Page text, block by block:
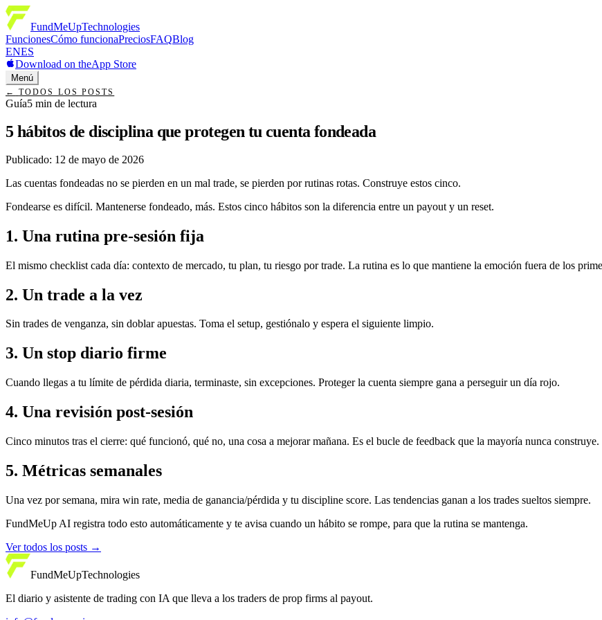
FundMeUpTechnologies
FuncionesCómo funcionaPreciosFAQBlog
ENES
Download on theApp Store
Menú
← TODOS LOS POSTS
Guía5 min de lectura
5 hábitos de disciplina que protegen tu cuenta fondeada
Publicado: 12 de mayo de 2026
Las cuentas fondeadas no se pierden en un mal trade, se pierden por rutinas rotas. Construye estos cinco.
Fondearse es difícil. Mantenerse fondeado, más. Estos cinco hábitos son la diferencia entre un payout y un reset.
1. Una rutina pre-sesión fija
El mismo checklist cada día: contexto de mercado, tu plan, tu riesgo por trade. La rutina es lo que mantiene la emoción fuera de los
2. Un trade a la vez
Sin trades de venganza, sin doblar apuestas. Toma el setup, gestiónalo y espera el siguiente limpio.
3. Un stop diario firme
Cuando llegas a tu límite de pérdida diaria, terminaste, sin excepciones. Proteger la cuenta siempre gana a perseguir un día rojo.
4. Una revisión post-sesión
Cinco minutos tras el cierre: qué funcionó, qué no, una cosa a mejorar mañana. Es el bucle de feedback que la mayoría nunca construye.
5. Métricas semanales
Una vez por semana, mira win rate, media de ganancia/pérdida y tu discipline score. Las tendencias ganan a los trades sueltos siempre.
FundMeUp AI registra todo esto automáticamente y te avisa cuando un hábito se rompe, para que la rutina se mantenga.
Ver todos los posts →
FundMeUpTechnologies
El diario y asistente de trading con IA que lleva a los traders de prop firms al payout.